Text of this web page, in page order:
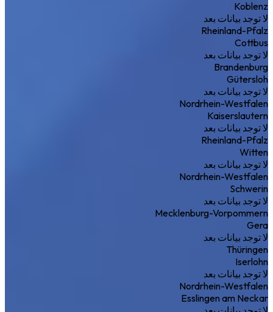
Koblenz
لا توجد بيانات بعد
Rheinland-Pfalz
Cottbus
لا توجد بيانات بعد
Brandenburg
Gütersloh
لا توجد بيانات بعد
Nordrhein-Westfalen
Kaiserslautern
لا توجد بيانات بعد
Rheinland-Pfalz
Witten
لا توجد بيانات بعد
Nordrhein-Westfalen
Schwerin
لا توجد بيانات بعد
Mecklenburg-Vorpommern
Gera
لا توجد بيانات بعد
Thüringen
Iserlohn
لا توجد بيانات بعد
Nordrhein-Westfalen
Esslingen am Neckar